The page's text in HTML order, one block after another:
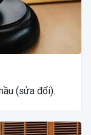
(sửa đổi).